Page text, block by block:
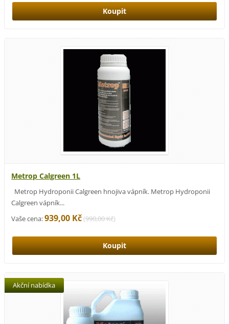
Metrop Calgreen 1L
Metrop Hydroponii Calgreen hnojiva vápník. Metrop Hydroponii
Calgreen vápník...
Vaše cena:939,00 Kč(990,00 Kč)
Akční nabídka